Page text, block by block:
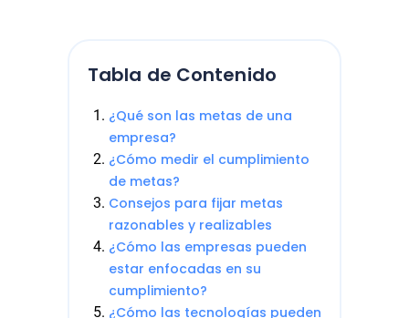
Tabla de Contenido
¿Qué son las metas de una
empresa?
¿Cómo medir el cumplimiento
de metas?
Consejos para fijar metas
razonables y realizables
¿Cómo las empresas pueden
estar enfocadas en su
cumplimiento?
¿Cómo las tecnologías pueden